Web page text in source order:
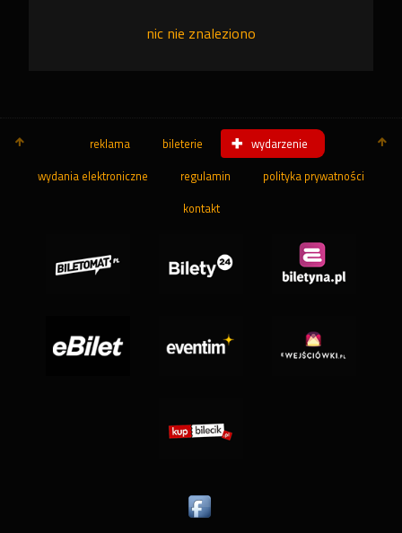
nic nie znaleziono
reklama bileterie wydarzenie
wydania elektroniczne regulamin polityka prywatności
kontakt